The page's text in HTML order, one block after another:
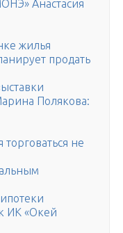
Анастасия
жилья
продать
Полякова:
не
ИК «Окей